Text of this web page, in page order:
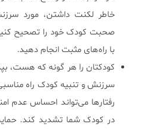
خاطر لکنت داشتن، مورد
صحبت کودک خود را تصحیح کنید،
با راه‌های مثبت انجام دهید.
کودکتان را هر گونه که هست،
سرزنش و تنبیه کودک راه
رفتارها می‌تواند احساس عدم
در کودک شما تشدید کند.